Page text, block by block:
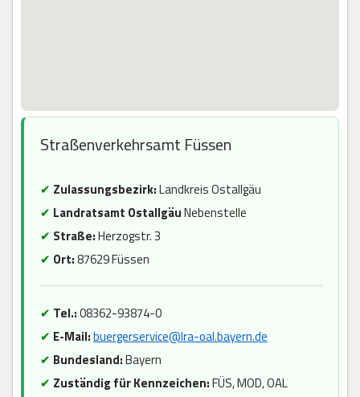
Straßenverkehrsamt Füssen
✔ Zulassungsbezirk:Landkreis Ostallgäu
✔ Landratsamt OstallgäuNebenstelle
✔ Straße:Herzogstr. 3
✔ Ort:87629 Füssen
✔ Tel.:08362-93874-0
✔ E-Mail:buergerservice@lra-oal.bayern.de
✔ Bundesland:Bayern
✔ Zuständig für Kennzeichen:FÜS, MOD, OAL